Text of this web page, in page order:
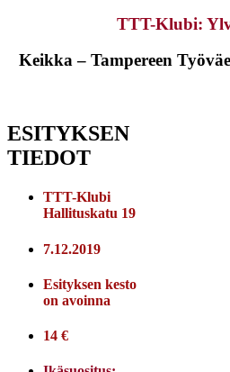
TTT-Klubi:
Keikka – Tampereen
ESITYKSEN
TIEDOT
TTT-Klubi
Hallituskatu 19
7.12.2019
Esityksen kesto
on avoinna
14 €